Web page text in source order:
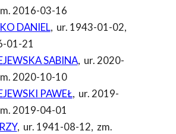
2016-03-16
DANIEL, ur. 1943-01-02,
01-21
SABINA, ur. 2020-
2020-10-10
PAWEŁ, ur. 2019-
2019-04-01
, ur. 1941-08-12, zm.